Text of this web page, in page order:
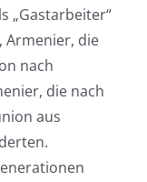
„Gastarbeiter“
Armenier, die
nach
die nach
aus